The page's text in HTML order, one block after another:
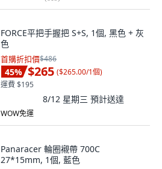
FORCE平把手握把 S+S, 1個, 黑色 + 灰
色
首購折扣價$486
45% $265 ($265.00/1個)
運費 $195
8/12 星期三 預計送達
WOW免運
Panaracer 輪圈襯帶 700C
27*15mm, 1個, 藍色